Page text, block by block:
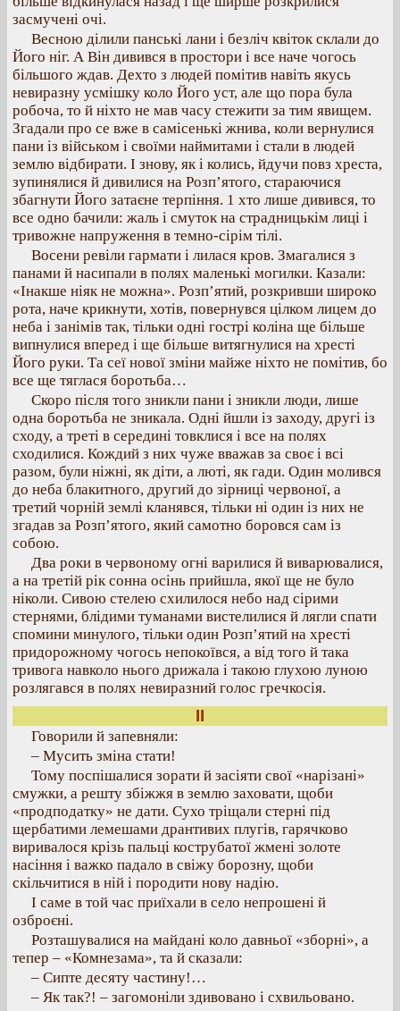
засмучені очі.
Весною ділили панські лани і безліч квіток склали до
Його ніг. А Він дивився в простори і все наче чогось
більшого ждав. Дехто з людей помітив навіть якусь
невиразну усмішку коло Його уст, але що пора була
робоча, то й ніхто не мав часу стежити за тим явищем.
Згадали про се вже в самісенькі жнива, коли вернулися
пани із військом і своїми наймитами і стали в людей
землю відбирати. І знову, як і колись, йдучи повз хреста,
зупинялися й дивилися на Розп’ятого, стараючися
збагнути Його затаєне терпіння. 1 хто лише дивився, то
все одно бачили: жаль і смуток на страдницькім лиці і
тривожне напруження в темно-сірім тілі.
Восени ревіли гармати і лилася кров. Змагалися з
панами й насипали в полях маленькі могилки. Казали:
«Інакше ніяк не можна». Розп’ятий, розкривши широко
рота, наче крикнути, хотів, повернувся цілком лицем до
неба і занімів так, тільки одні гострі коліна ще більше
випнулися вперед і ще більше витягнулися на хресті
Його руки. Та сеї нової зміни майже ніхто не помітив, бо
все ще тяглася боротьба…
Скоро після того зникли пани і зникли люди, лише
одна боротьба не зникала. Одні йшли із заходу, другі із
сходу, а треті в середині товклися і все на полях
сходилися. Кождий з них чуже вважав за своє і всі
разом, були ніжні, як діти, а люті, як гади. Один молився
до неба блакитного, другий до зірниці червоної, а
третий чорній землі кланявся, тільки ні один із них не
згадав за Розп’ятого, який самотно боровся сам із
собою.
Два роки в червоному огні варилися й виварювалися,
а на третій рік сонна осінь прийшла, якої ще не було
ніколи. Сивою стелею схилилося небо над сірими
стернями, блідими туманами вистелилися й лягли спати
спомини минулого, тільки один Розп’ятий на хресті
придорожному чогось непокоївся, а від того й така
тривога навколо нього дрижала і такою глухою луною
розлягався в полях невиразний голос гречкосія.
II
Говорили й запевняли:
– Мусить зміна стати!
Тому поспішалися зорати й засіяти свої «нарізані»
смужки, а решту збіжжя в землю заховати, щоби
«продподатку» не дати. Сухо тріщали стерні під
щербатими лемешами дрантивих плугів, гарячково
виривалося крізь пальці кострубатої жмені золоте
насіння і важко падало в свіжу борозну, щоби
скільчитися в ній і породити нову надію.
І саме в той час приїхали в село непрошені й
озброєні.
Розташувалися на майдані коло давньої «зборні», а
тепер – «Комнезама», та й сказали:
– Сипте десяту частину!…
– Як так?! – загомоніли здивовано і схвильовано.